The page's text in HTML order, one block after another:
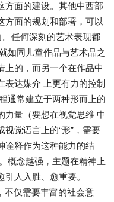
方面的建设。其他中西部
方面的规划和部署，可以
。任何深刻的艺术表现都
如同儿童作品与艺术品之
上的，而另一个在作品中
达媒介 上更有力的控制
常建立于两种形而上的
力量（要想在视觉思维 中
觉语言上的“形”，需要
诠释作为这种能力的结
概念越强，主题在精神上
愈引人入胜、愈重要。
不仅需要丰富的社会意